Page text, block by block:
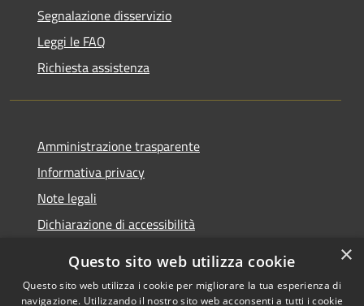
Segnalazione disservizio
Leggi le FAQ
Richiesta assistenza
Amministrazione trasparente
Informativa privacy
Note legali
Dichiarazione di accessibilità
×
Questo sito web utilizza cookie
Questo sito web utilizza i cookie per migliorare la tua esperienza di
navigazione. Utilizzando il nostro sito web acconsenti a tutti i cookie